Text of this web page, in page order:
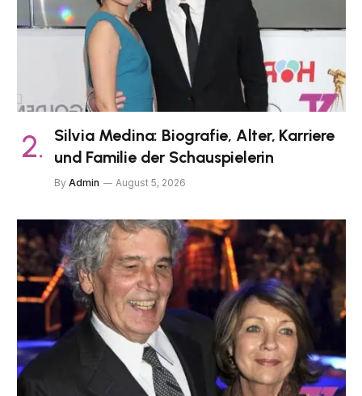
Silvia Medina: Biografie, Alter, Karriere
und Familie der Schauspielerin
By Admin August 5, 2026